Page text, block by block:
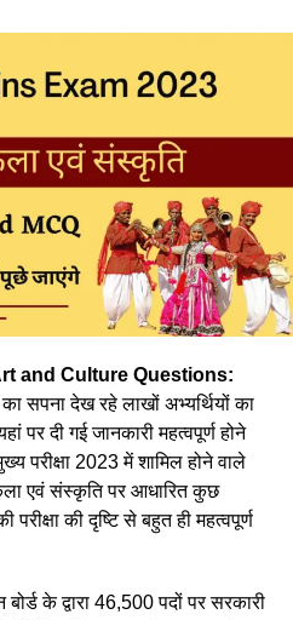
जाने वाला नाम है जो कि
बालक में भाषा का जन्म होता है ?
and Culture Questions:
सपना देख रहे लाखों अभ्यर्थियों का
पर दी गई जानकारी महत्वपूर्ण होने
परीक्षा 2023 में शामिल होने वाले
एवं संस्कृति पर आधारित कुछ
की दृष्टि से बहुत ही महत्वपूर्ण
के द्वारा 46,500 पदों पर सरकारी